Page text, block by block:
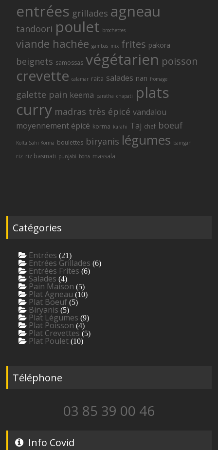
entrées grillades agneau
tandoori poulet brochettes
viande hachée gambas mix frites pakora
beignets samossas végétarien poisson
crevette calamar raita salades nan fromage
galette pain keema paratha chapati
plats
curry madras très épicé vandalou
moyennement épicé korma karahi Taj chef boeuf
Kofta Sahi Korma boulettes biryanis légumes baingan
riz riz basmati punjabi bona massala
Catégories
Entrées (21)
Entrées Grillades (6)
Entrées Frites (6)
Salades (4)
Pain Maison (5)
Plat Agneau (10)
Plat Boeuf (5)
Biryanis (5)
Plat Légumes (9)
Plat Poisson (4)
Plat Crevettes (5)
Plat Poulet (10)
Téléphone
03 85 39 00 46
Info Covid